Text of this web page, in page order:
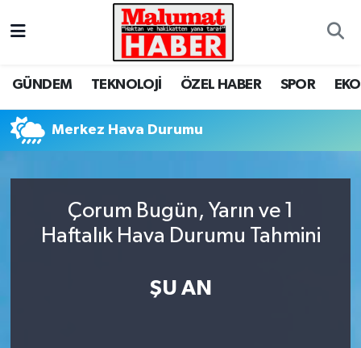
GÜNDEM TEKNOLOJİ ÖZEL HABER SPOR
Merkez Hava Durumu
Çorum Bugün, Yarın ve 1
Haftalık Hava Durumu Tahmini
ŞU AN
Nöbetçi Eczaneler
Tüm Manşetler